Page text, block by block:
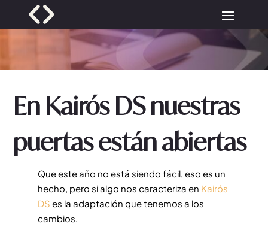
En Kairós DS nuestras
puertas están abiertas
Que este año no está siendo fácil, eso es un
hecho, pero si algo nos caracteriza en Kairós
DS es la adaptación que tenemos a los
cambios.